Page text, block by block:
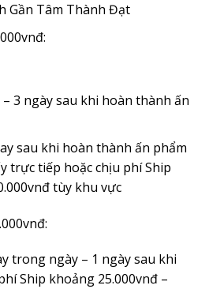
Gần Tâm Thành Đạt
3 ngày sau khi hoàn thành ấn
sau khi hoàn thành ấn phẩm
trực tiếp hoặc chịu phí Ship
tùy khu vực
trong ngày – 1 ngày sau khi
Ship khoảng 25.000vnđ –